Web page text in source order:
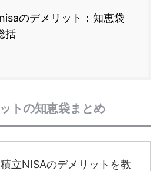
のデメリット：知恵袋
括
トの知恵袋まとめ
立NISAのデメリットを教